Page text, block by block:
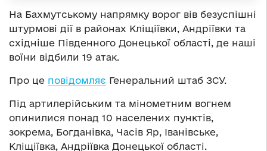
На Бахмутському напрямку ворог вів безуспішні
штурмові дії в районах Кліщіївки, Андріївки та
східніше Південного Донецької області, де наші
воїни відбили 19 атак.
Про це повідомляє Генеральний штаб ЗСУ.
Під артилерійським та мінометним вогнем
опинилися понад 10 населених пунктів,
зокрема, Богданівка, Часів Яр, Іванівське,
Кліщіївка, Андріївка Донецької області.